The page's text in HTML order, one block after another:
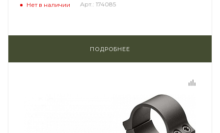
Нет в наличии Арт.: 174085
ПОДРОБНЕЕ